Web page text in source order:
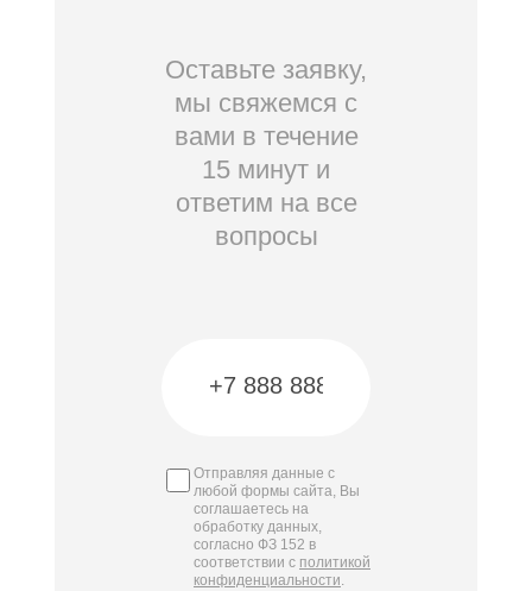
Оставьте заявку,
мы свяжемся с
вами в течение
15 минут и
ответим на все
вопросы
Отправляя данные с
любой формы сайта, Вы
соглашаетесь на
обработку данных,
согласно ФЗ 152 в
соответствии с политикой
конфиденциальности.